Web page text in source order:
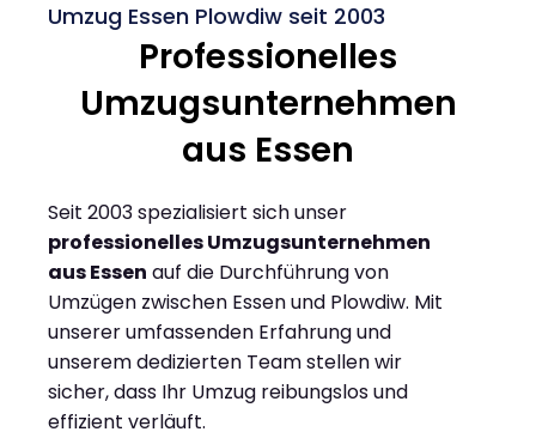
Umzug Essen Plowdiw seit 2003
Professionelles
Umzugsunternehmen
aus Essen
Seit 2003 spezialisiert sich unser
professionelles Umzugsunternehmen
aus Essen auf die Durchführung von
Umzügen zwischen Essen und Plowdiw. Mit
unserer umfassenden Erfahrung und
unserem dedizierten Team stellen wir
sicher, dass Ihr Umzug reibungslos und
effizient verläuft.